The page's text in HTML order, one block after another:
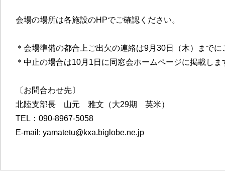
会場の場所は各施設のHPでご確認ください。
＊会場準備の都合上ご出欠の連絡は9月30日（木）まで
＊中止の場合は10月1日に同窓会ホームページに掲載しま
〔お問合わせ先〕
北陸支部長 山元 雅文（大29期 英米）
TEL：090-8967-5058
E-mail: yamatetu@kxa.biglobe.ne.jp